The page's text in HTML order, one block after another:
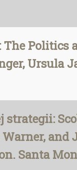
Politics
Ursula
and
Santa